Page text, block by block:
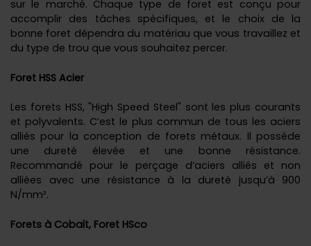
sur le marché. Chaque type de foret est conçu pour
accomplir des tâches spécifiques, et le choix de la
bonne foret dépendra du matériau que vous travaillez et
du type de trou que vous souhaitez percer.
Foret HSS Acier
Les forets HSS, "High Speed Steel" sont les plus courants
et polyvalents. C’est le plus commun de tous les aciers
alliés pour la conception de forets métaux. Il possède
une dureté élevée et une bonne résistance.
Recommandé pour le perçage d’aciers alliés et non
alliées avec une résistance à la dureté jusqu’à 900
N/mm².
Forets à Cobalt, Foret HSco